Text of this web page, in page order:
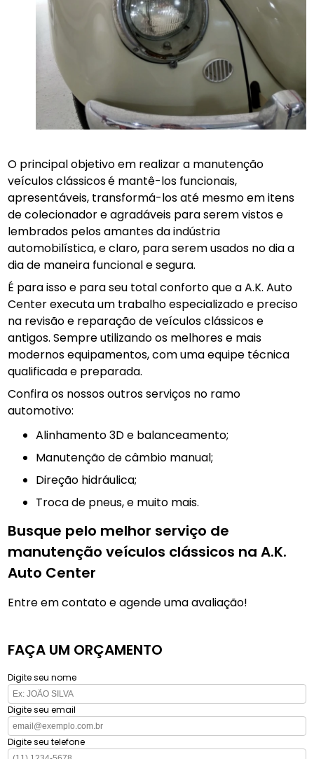
O principal objetivo em realizar a manutenção
veículos clássicosé mantê-los funcionais,
apresentáveis, transformá-los até mesmo em itens
de colecionador e agradáveis para serem vistos e
lembrados pelos amantes da indústria
automobilística, e claro, para serem usados no dia a
dia de maneira funcional e segura.
É para isso e para seu total conforto que a A.K. Auto
Center executa um trabalho especializado e preciso
na revisão e reparação de veículos clássicos e
antigos. Sempre utilizando os melhores e mais
modernos equipamentos, com uma equipe técnica
qualificada e preparada.
Confira os nossos outros serviços no ramo
automotivo:
alinhamento 3D e balanceamento;
manutenção de câmbio manual;
direção hidráulica;
troca de pneus, e muito mais.
Busque pelo melhor serviço de
manutenção veículos clássicos na A.K.
Auto Center
Entre em contato e agende uma avaliação!
FAÇA UM ORÇAMENTO
Digite seu nome
Digite seu email
Digite seu telefone